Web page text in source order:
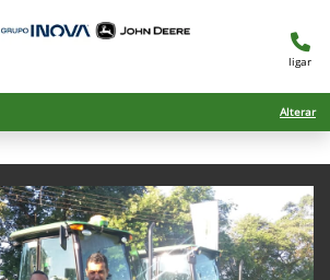
ligar
Alterar